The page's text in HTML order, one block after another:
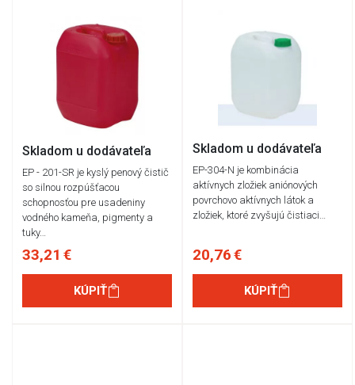
Skladom u dodávateľa
EP - 201-SR je kyslý penový čistič
so silnou rozpúšťacou
schopnosťou pre usadeniny
vodného kameňa, pigmenty a
tuky…
33,21 €
KÚPIŤ
Skladom u dodávateľa
EP-304-N je kombinácia
aktívnych zložiek aniónových
povrchovo aktívnych látok a
zložiek, ktoré zvyšujú čistiaci…
20,76 €
KÚPIŤ